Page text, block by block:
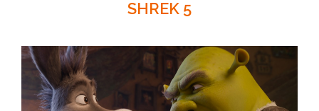
SHREK 5